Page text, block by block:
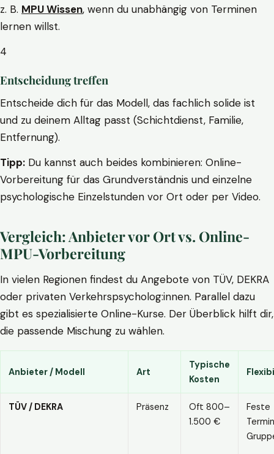
z. B. MPU Wissen, wenn du unabhängig von Terminen
lernen willst.
4
Entscheidung treffen
Entscheide dich für das Modell, das fachlich solide ist
und zu deinem Alltag passt (Schichtdienst, Familie,
Entfernung).
Tipp: Du kannst auch beides kombinieren: Online-
Vorbereitung für das Grundverständnis und einzelne
psychologische Einzelstunden vor Ort oder per Video.
Vergleich: Anbieter vor Ort vs. Online-
MPU-Vorbereitung
In vielen Regionen findest du Angebote von TÜV, DEKRA
oder privaten Verkehrspsycholog:innen. Parallel dazu
gibt es spezialisierte Online-Kurse. Der Überblick hilft dir,
die passende Mischung zu wählen.
Anbieter / Modell Art
Typische
Kosten
TÜV / DEKRA Präsenz
Oft 800–
1.500 €
Feste